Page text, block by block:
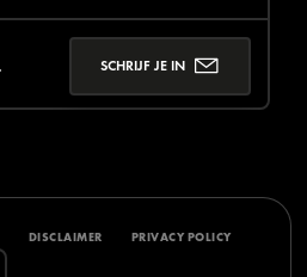
SCHRIJF JE IN
DISCLAIMER PRIVACY POLICY